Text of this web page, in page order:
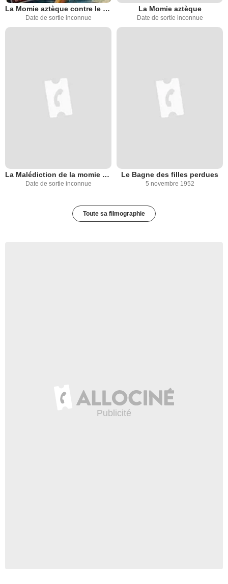
La Momie aztèque contre le robot
Date de sortie inconnue
La Momie aztèque
Date de sortie inconnue
La Malédiction de la momie aztèque
Date de sortie inconnue
Le Bagne des filles perdues
5 novembre 1952
Toute sa filmographie